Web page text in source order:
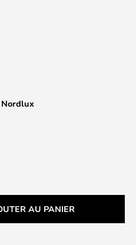
Nordlux
AU PANIER